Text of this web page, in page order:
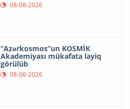
08-08-2026
“Azərkosmos”un KOSMİK
Akademiyası mükafata layiq
görülüb
08-08-2026